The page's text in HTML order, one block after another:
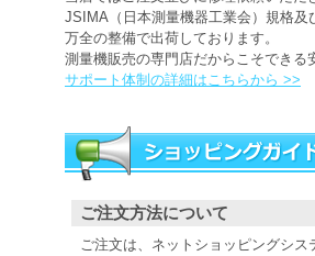
JSIMA（日本測量機器工業会）規格及
万全の整備で出荷しております。
測量機販売の専門店だからこそできる
サポート体制の詳細はこちらから >>
ご注文方法について
ご注文は、ネットショッピングシス